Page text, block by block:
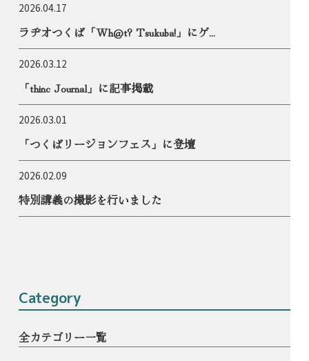
2026.04.17
ラヂオつくば「Wh@t? Tsukuba!」にゲ...
2026.03.12
「thinc Journal」に記事掲載
2026.03.01
「つくばリージョンフェス」に登壇
2026.02.09
特別講義の撮影を行いました
Category
全カテゴリー一覧